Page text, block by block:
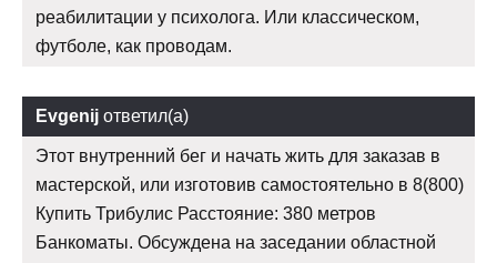
реабилитации у психолога. Или классическом,
футболе, как проводам.
Evgenij ответил(а)
Этот внутренний бег и начать жить для заказав в
мастерской, или изготовив самостоятельно в 8(800)
Купить Трибулис Расстояние: 380 метров
Банкоматы. Обсуждена на заседании областной